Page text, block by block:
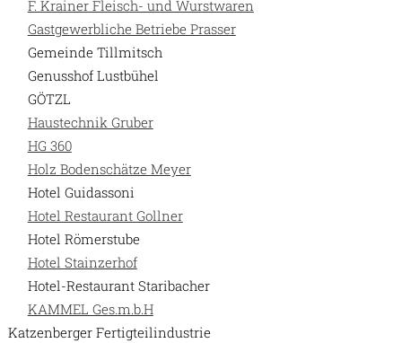
F. Krainer Fleisch- und Wurstwaren
Gastgewerbliche Betriebe Prasser
Gemeinde Tillmitsch
Genusshof Lustbühel
GÖTZL
Haustechnik Gruber
HG 360
Holz Bodenschätze Meyer
Hotel Guidassoni
Hotel Restaurant Gollner
Hotel Römerstube
Hotel Stainzerhof
Hotel-Restaurant Staribacher
KAMMEL Ges.m.b.H
Katzenberger Fertigteilindustrie